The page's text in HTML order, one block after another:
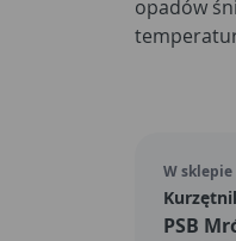
opadów
W sklepie
PSB